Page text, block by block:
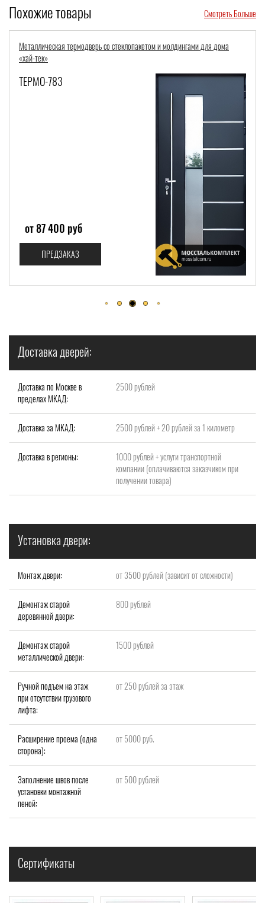
Похожие товары Смотреть Больше
Стальная морозостойкая дверь с терморазрывом, отделкой МДФ
голубого цвета, стеклопакетом и кованой решеткой в загородный
ТЕРМО-528
от 92 000 руб
ПРЕДЗАКАЗ
Доставка дверей:
Доставка по Москве в
пределах МКАД:
2500 рублей
Доставка за МКАД: 2500 рублей + 20 рублей за 1 километр
Доставка в регионы:
1000 рублей + услуги транспортной
компании (оплачиваются заказчиком при
получении товара)
Установка двери:
Монтаж двери: от 3500 рублей (зависит от сложности)
Демонтаж старой
деревянной двери:
800 рублей
Демонтаж старой
металлической двери:
1500 рублей
Ручной подъем на этаж
при отсутствии грузового
лифта:
от 250 рублей за этаж
Расширение проема (одна
сторона):
от 5000 руб.
Заполнение швов после
установки монтажной
пеной:
от 500 рублей
Сертификаты